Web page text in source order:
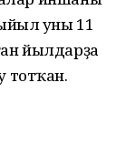
уны 11
йылдарҙа
тотҡан.